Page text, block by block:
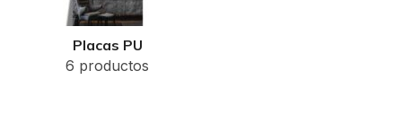
Placas PU
6 productos